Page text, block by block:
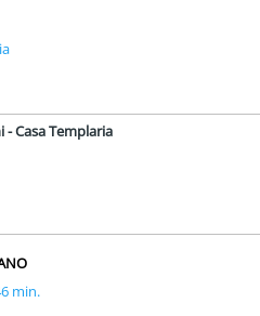
Casa Templaria
min.